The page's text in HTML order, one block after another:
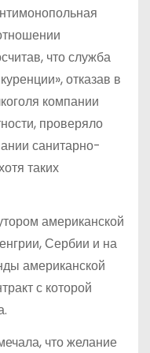
что служба
отказав в
компании
проверяло
санитарно-
таких
американской
Сербии и на
американской
с которой
что желание